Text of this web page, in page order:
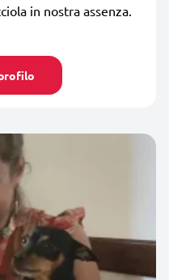
in nostra assenza.